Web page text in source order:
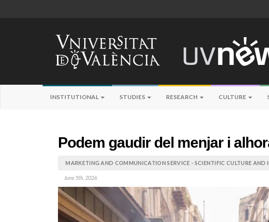
INSTITUTIONAL STUDIES RESEARCH CULTURE
Podem gaudir del menjar i
MARKETING AND COMMUNICATION SERVICE - SCIENTIFIC CULTURE AND
June 5th, 2026